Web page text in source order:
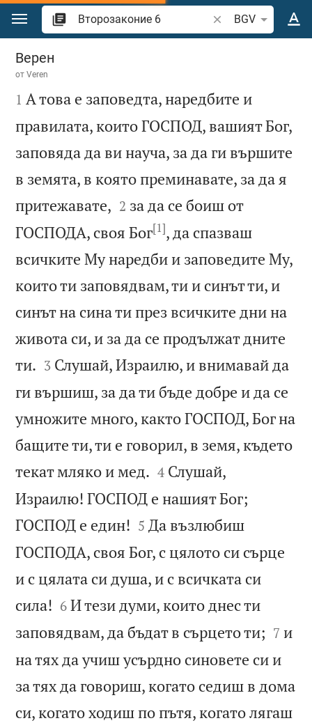
Преминете към съдържанието
Търсете стих или
BGV
Второзаконие 6
Верен
отVeren

1 А това е заповедта, наредбите и
правилата, които ГОСПОД, вашият Бог,
заповяда да ви науча, за да ги вършите
в земята, в която преминавате, за да я
притежавате, 

2 за да се боиш от
ГОСПОДА, своя Бог[1], да спазваш
всичките Му наредби и заповедите Му,
които ти заповядвам, ти и синът ти, и
синът на сина ти през всичките дни на
живота си, и за да се продължат дните
ти. 

3 Слушай, Израилю, и внимавай да
ги вършиш, за да ти бъде добре и да се
умножите много, както ГОСПОД, Бог на
бащите ти, ти е говорил, в земя, където
текат мляко и мед. 

4 Слушай,
Израилю! ГОСПОД е нашият Бог;
ГОСПОД е един! 

5 Да възлюбиш
ГОСПОДА, своя Бог, с цялото си сърце
и с цялата си душа, и с всичката си
сила! 

6 И тези думи, които днес ти
заповядвам, да бъдат в сърцето ти; 

7 и
на тях да учиш усърдно синовете си и
за тях да говориш, когато седиш в дома
си, когато ходиш по пътя, когато лягаш